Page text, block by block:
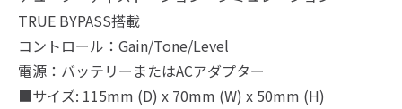
TRUE BYPASS搭載
コントロール：Gain/Tone/Level
電源：バッテリーまたはACアダプター
■サイズ: 115mm (D) x 70mm (W) x 50mm (H)